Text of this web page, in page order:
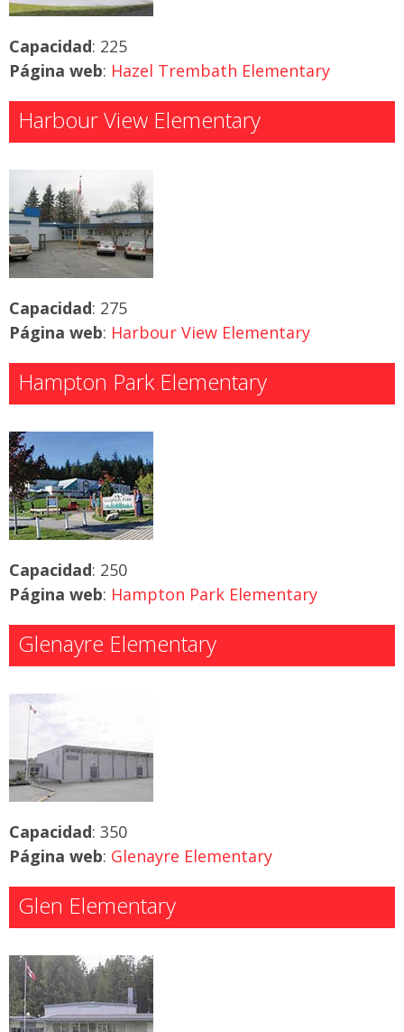
Capacidad: 225
Página web: Hazel Trembath Elementary
Harbour View Elementary
Capacidad: 275
Página web: Harbour View Elementary
Hampton Park Elementary
Capacidad: 250
Página web: Hampton Park Elementary
Glenayre Elementary
Capacidad: 350
Página web: Glenayre Elementary
Glen Elementary